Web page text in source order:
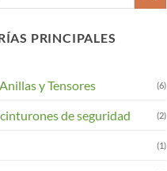
PRINCIPALES
y Tensores (6)
de seguridad (2)
(1)